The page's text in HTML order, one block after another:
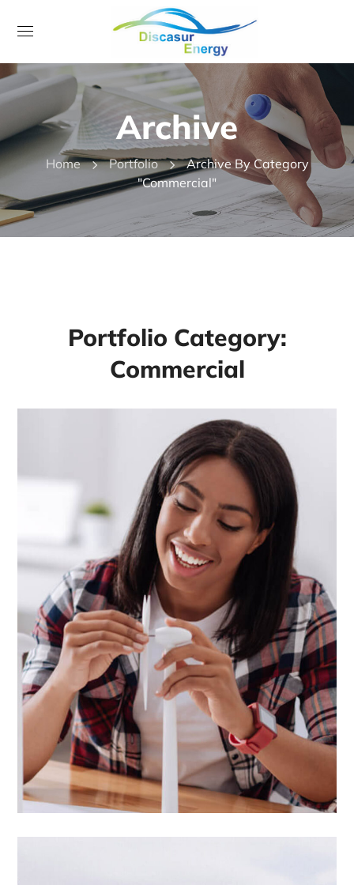
Archive
Home Portfolio
Archive By Category
"Commercial"
Portfolio Category:
Commercial